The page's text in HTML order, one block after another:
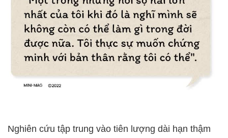
Nghiên cứu tập trung vào tiên lượng dài hạn thậm